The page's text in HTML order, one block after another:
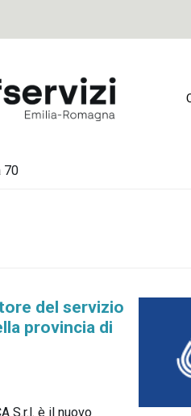
70
del servizio
provincia di
S.r.l. è il nuovo